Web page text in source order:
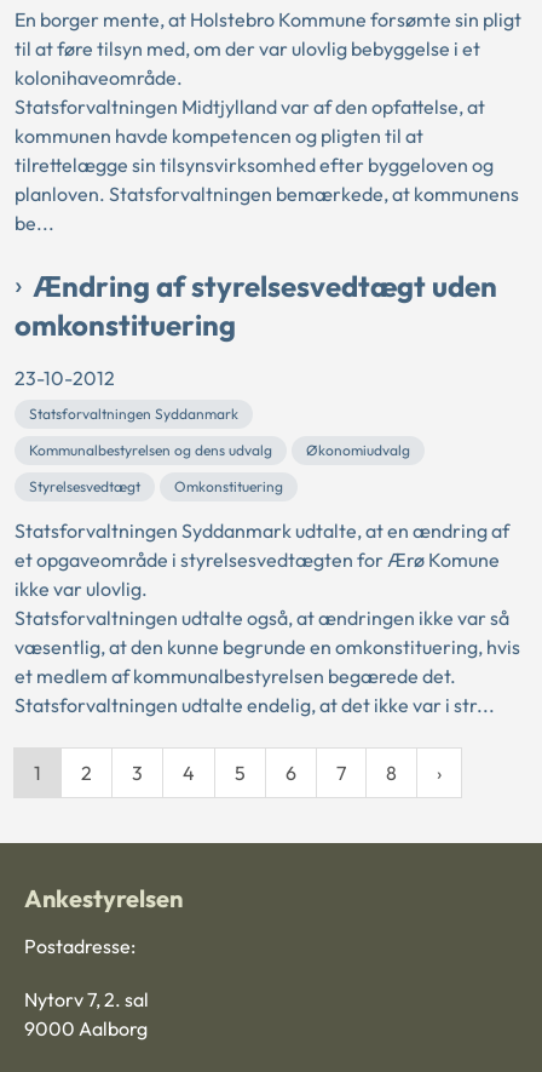
En borger mente, at Holstebro Kommune forsømte sin pligt
til at føre tilsyn med, om der var ulovlig bebyggelse i et
kolonihaveområde.
Statsforvaltningen Midtjylland var af den opfattelse, at
kommunen havde kompetencen og pligten til at
tilrettelægge sin tilsynsvirksomhed efter byggeloven og
planloven. Statsforvaltningen bemærkede, at kommunens
be...
Ændring af styrelsesvedtægt uden
omkonstituering
23-10-2012
Statsforvaltningen Syddanmark
Kommunalbestyrelsen og dens udvalg
Økonomiudvalg
Styrelsesvedtægt
Omkonstituering
Statsforvaltningen Syddanmark udtalte, at en ændring af
et opgaveområde i styrelsesvedtægten for Ærø Komune
ikke var ulovlig.
Statsforvaltningen udtalte også, at ændringen ikke var så
væsentlig, at den kunne begrunde en omkonstituering, hvis
et medlem af kommunalbestyrelsen begærede det.
Statsforvaltningen udtalte endelig, at det ikke var i str...
1 2 3 4 5 6 7 8
Ankestyrelsen
Postadresse:
Nytorv 7, 2. sal
9000 Aalborg